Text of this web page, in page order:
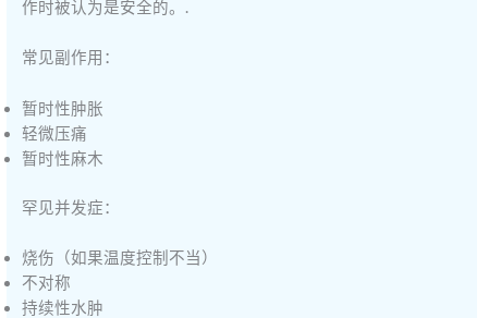
作时被认为是安全的。.
常见副作用：
暂时性肿胀
轻微压痛
暂时性麻木
罕见并发症：
烧伤（如果温度控制不当）
不对称
持续性水肿